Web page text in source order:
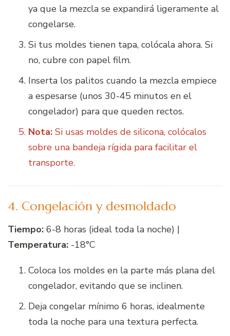
ya que la mezcla se expandirá ligeramente al
congelarse.
Si tus moldes tienen tapa, colócala ahora. Si
no, cubre con papel film.
Inserta los palitos cuando la mezcla empiece
a espesarse (unos 30-45 minutos en el
congelador) para que queden rectos.
Nota: Si usas moldes de silicona, colócalos
sobre una bandeja rígida para facilitar el
transporte.
4. Congelación y desmoldado
Tiempo: 6-8 horas (ideal toda la noche) |
Temperatura: -18°C
Coloca los moldes en la parte más plana del
congelador, evitando que se inclinen.
Deja congelar mínimo 6 horas, idealmente
toda la noche para una textura perfecta.